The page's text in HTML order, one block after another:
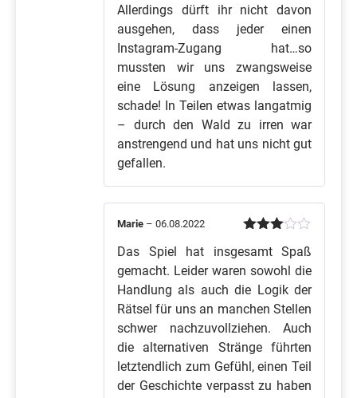
Allerdings dürft ihr nicht davon
ausgehen, dass jeder einen
Instagram-Zugang hat…so
mussten wir uns zwangsweise
eine Lösung anzeigen lassen,
schade! In Teilen etwas langatmig
– durch den Wald zu irren war
anstrengend und hat uns nicht gut
gefallen.
mit3
von 5
Marie – 06.08.2022
Das Spiel hat insgesamt Spaß
gemacht. Leider waren sowohl die
Handlung als auch die Logik der
Rätsel für uns an manchen Stellen
schwer nachzuvollziehen. Auch
die alternativen Stränge führten
letztendlich zum Gefühl, einen Teil
der Geschichte verpasst zu haben